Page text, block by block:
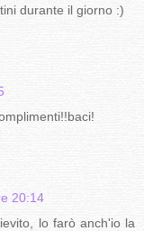
durante il giorno :)
20:14
lo farò anch'io la